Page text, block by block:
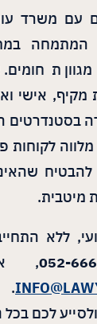
עם משרד
המתמחה במתן
תחומים.
אישי
בסטנדרטים
לקוחות
להבטיח
מיטבית.
ללא
052-
,
.
לכם